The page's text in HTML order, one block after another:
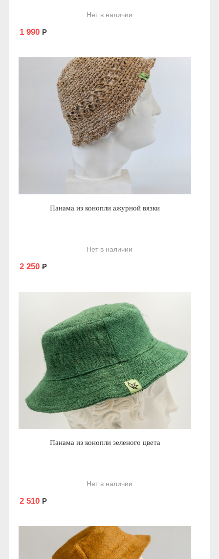
Нет в наличии
1 990 Р
Панама из конопли ажурной вязки
Нет в наличии
2 250 Р
Панама из конопли зеленого цвета
Нет в наличии
2 510 Р